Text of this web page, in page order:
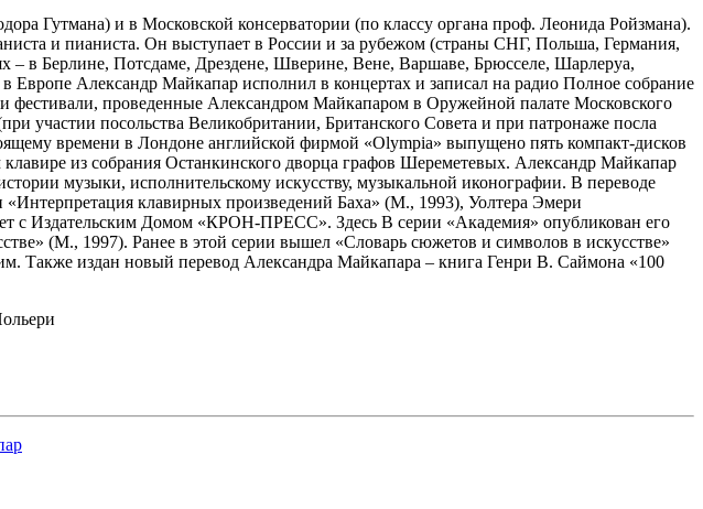
Гутмана) и в Московской консерватории (по классу органа проф. Леонида Ройзмана).
и пианиста. Он выступает в России и за рубежом (страны СНГ, Польша, Германия,
– в Берлине, Потсдаме, Дрездене, Шверине, Вене, Варшаве, Брюсселе, Шарлеруа,
Александр Майкапар исполнил в концертах и записал на радио Полное собрание
проведенные Александром Майкапаром в Оружейной палате Московского
участии посольства Великобритании, Британского Совета и при патронаже посла
времени в Лондоне английской фирмой «Olympia» выпущено пять компакт-дисков
из собрания Останкинского дворца графов Шереметевых. Александр Майкапар
музыки, исполнительскому искусству, музыкальной иконографии. В переводе
клавирных произведений Баха» (М., 1993), Уолтера Эмери
с Издательским Домом «КРОН-ПРЕСС». Здесь В серии «Академия» опубликован его
(М., 1997). Ранее в этой серии вышел «Словарь сюжетов и символов в искусстве»
Также издан новый перевод Александра Майкапара – книга Генри В. Саймона «100